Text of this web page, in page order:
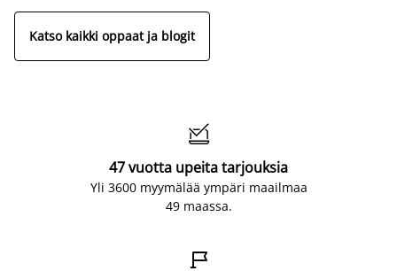
Katso kaikki oppaat ja blogit

47 vuotta upeita tarjouksia
Yli 3600 myymälää ympäri maailmaa
49 maassa.
